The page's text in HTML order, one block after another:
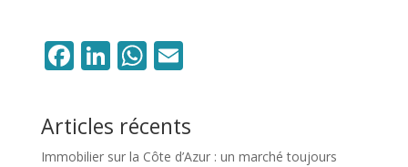
Facebook
LinkedIn
WhatsApp
Email
Articles récents
Immobilier sur la Côte d’Azur : un marché toujours